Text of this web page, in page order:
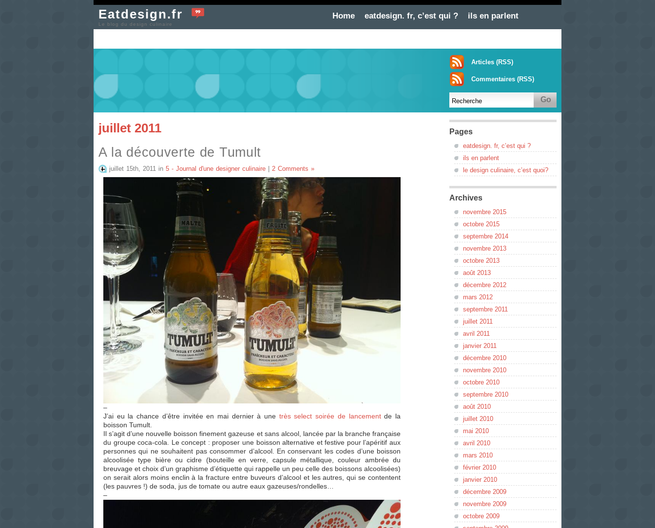
Eatdesign.fr
Le blog du design culinaire
Home eatdesign. fr, c’est qui ? ils en parlent
Articles (RSS)
Commentaires (RSS)
juillet 2011
A la découverte de Tumult
juillet 15th, 2011 in 5 - Journal d'une designer culinaire 2 Comments »
–
J’ai eu la chance d’être invitée en mai dernier à une très select soirée de lancementde la
boisson Tumult.
Il s’agit d’une nouvelle boisson finement gazeuse et sans alcool, lancée par la branche française
du groupe coca-cola. Le concept : proposer une boisson alternative et festive pour l’apéritif aux
personnes qui ne souhaitent pas consommer d’alcool. En conservant les codes d’une boisson
alcoolisée type bière ou cidre (bouteille en verre, capsule métallique, couleur ambrée du
breuvage et choix d’un graphisme d’étiquette qui rappelle un peu celle des boissons alcoolisées)
on serait alors moins enclin à la fracture entre buveurs d’alcool et les autres, qui se contentent
(les pauvres !) de soda, jus de tomate ou autre eaux gazeuses/rondelles…
–
Pages
eatdesign. fr, c’est qui ?
ils en parlent
le design culinaire, c’est quoi?
Archives
novembre 2015
octobre 2015
septembre 2014
novembre 2013
octobre 2013
août 2013
décembre 2012
mars 2012
septembre 2011
juillet 2011
avril 2011
janvier 2011
décembre 2010
novembre 2010
octobre 2010
septembre 2010
août 2010
juillet 2010
mai 2010
avril 2010
mars 2010
février 2010
janvier 2010
décembre 2009
novembre 2009
octobre 2009